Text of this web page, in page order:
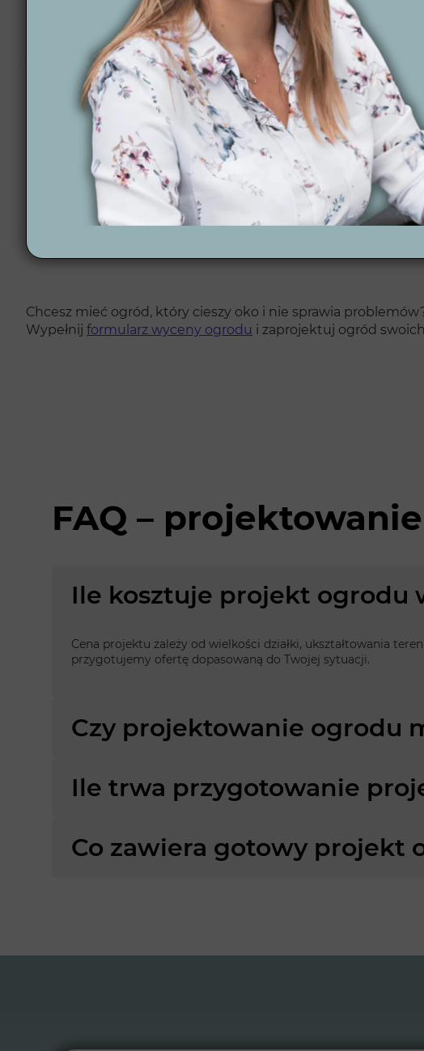
Jak wygląda nasz
Podpisanie umowy – Ustalamy zasady współpracy.
Ankieta projektowa – Poznajemy Twoje potrzeby.
Koncepcja 2D i wizualizacje 3D – Prezentujemy wstępny
Projekt wykonawczy – Finalizujemy dokumentację do
Skontaktuj się z nami
Chcesz mieć ogród, który cieszy oko i nie sprawia
Wypełnij formularz wyceny ogrodu i zaprojektuj ogród
FAQ –
Ile kosztuje projekt ogrodu
Cena projektu zależy od wielkości działki, ukształtowania
przygotujemy ofertę dopasowaną do Twojej sytuacji.
Czy projektowanie ogrodu
Ile trwa przygotowanie
Co zawiera gotowy projekt